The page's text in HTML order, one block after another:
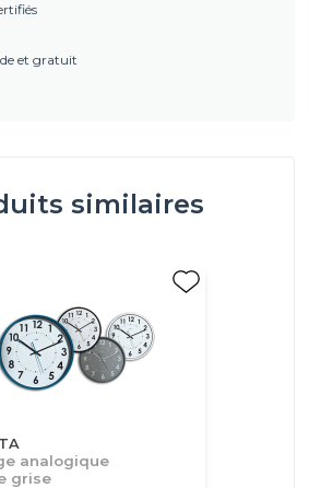
et gratuit
similaires
analogique
grise